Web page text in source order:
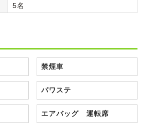
5名
禁煙車
パワステ
エアバッグ 運転席